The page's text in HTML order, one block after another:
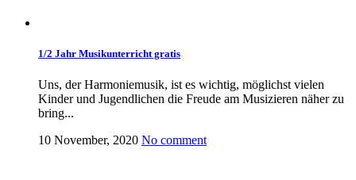
1/2 Jahr Musikunterricht gratis
Uns, der Harmoniemusik, ist es wichtig, möglichst vielen
Kinder und Jugendlichen die Freude am Musizieren näher zu
bring...
10 November, 2020 No comment